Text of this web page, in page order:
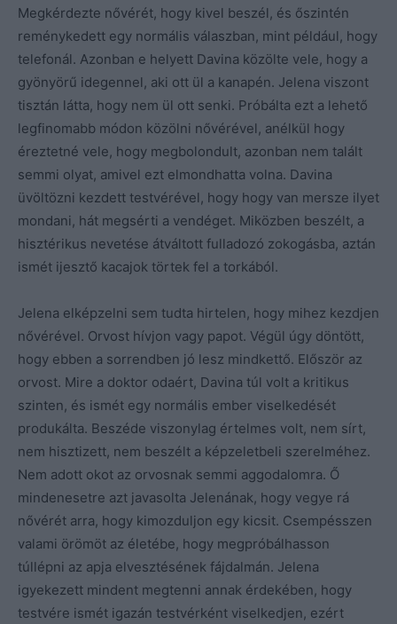
Megkérdezte nővérét, hogy kivel beszél, és őszintén
reménykedett egy normális válaszban, mint például, hogy
telefonál. Azonban e helyett Davina közölte vele, hogy a
gyönyörű idegennel, aki ott ül a kanapén. Jelena viszont
tisztán látta, hogy nem ül ott senki. Próbálta ezt a lehető
legfinomabb módon közölni nővérével, anélkül hogy
éreztetné vele, hogy megbolondult, azonban nem talált
semmi olyat, amivel ezt elmondhatta volna. Davina
üvöltözni kezdett testvérével, hogy hogy van mersze ilyet
mondani, hát megsérti a vendéget. Miközben beszélt, a
hisztérikus nevetése átváltott fulladozó zokogásba, aztán
ismét ijesztő kacajok törtek fel a torkából.
Jelena elképzelni sem tudta hirtelen, hogy mihez kezdjen
nővérével. Orvost hívjon vagy papot. Végül úgy döntött,
hogy ebben a sorrendben jó lesz mindkettő. Először az
orvost. Mire a doktor odaért, Davina túl volt a kritikus
szinten, és ismét egy normális ember viselkedését
produkálta. Beszéde viszonylag értelmes volt, nem sírt,
nem hisztizett, nem beszélt a képzeletbeli szerelméhez.
Nem adott okot az orvosnak semmi aggodalomra. Ő
mindenesetre azt javasolta Jelenának, hogy vegye rá
nővérét arra, hogy kimozduljon egy kicsit. Csempésszen
valami örömöt az életébe, hogy megpróbálhasson
túllépni az apja elvesztésének fájdalmán. Jelena
igyekezett mindent megtenni annak érdekében, hogy
testvére ismét igazán testvérként viselkedjen, ezért